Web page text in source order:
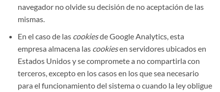
navegador no olvide su decisión de no aceptación de las
mismas.
En el caso de las cookiesde Google Analytics, esta
empresa almacena las cookiesen servidores ubicados en
Estados Unidos y se compromete a no compartirla con
terceros, excepto en los casos en los que sea necesario
para el funcionamiento del sistema o cuando la ley obligue